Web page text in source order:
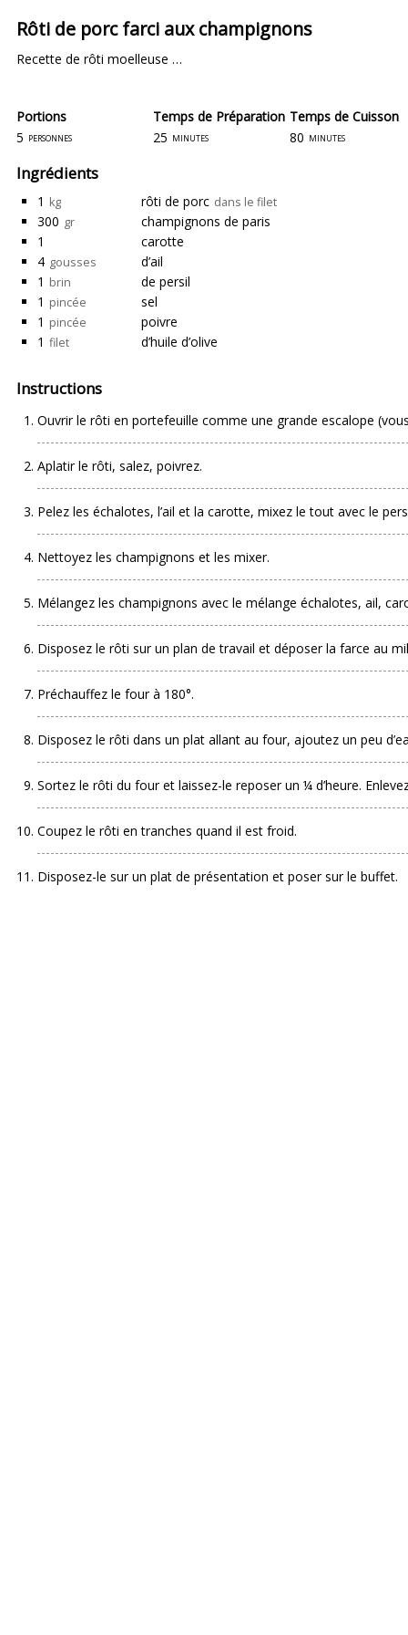
Rôti de porc farci aux champignons
Recette de rôti moelleuse …
Portions
Temps de Préparation
5 personnes 25 minutes
Temps de Cuisson
80 minutes
Ingrédients
1 kg rôti de porc dans le filet
300 gr
champignons de paris
1
carotte
4 gousses
d’ail
1 brin
de persil
1 pincée
sel
1 pincée
poivre
1 filet d’huile d’olive
Instructions
Ouvrir le rôti en portefeuille comme une grande escalope
Aplatir le rôti, salez, poivrez.
Pelez les échalotes, l’ail et la carotte, mixez le tout avec le
Nettoyez les champignons et les mixer.
Mélangez les champignons avec le mélange échalotes, ail,
Disposez le rôti sur un plan de travail et déposer la farce au
Préchauffez le four à 180°.
Disposez le rôti dans un plat allant au four, ajoutez un peu
Sortez le rôti du four et laissez-le reposer un ¼ d’heure.
Coupez le rôti en tranches quand il est froid.
Disposez-le sur un plat de présentation et poser sur le buffet.